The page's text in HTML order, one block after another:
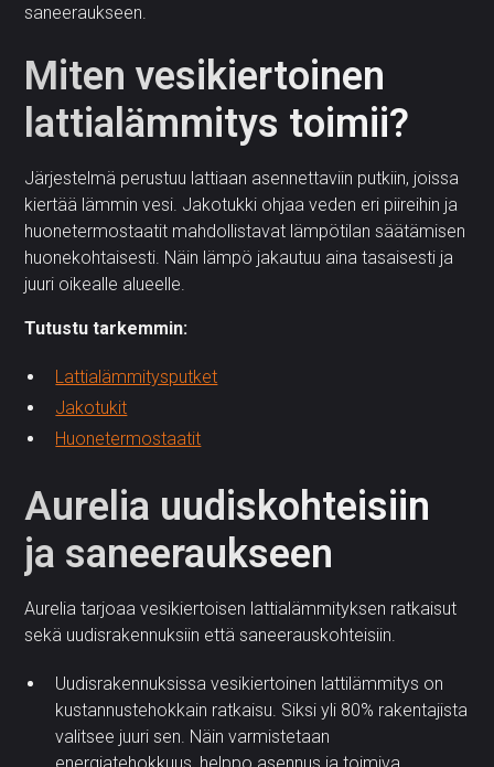
saneeraukseen.
Miten vesikiertoinen
lattialämmitys toimii?
Järjestelmä perustuu lattiaan asennettaviin putkiin, joissa
kiertää lämmin vesi. Jakotukki ohjaa veden eri piireihin ja
huonetermostaatit mahdollistavat lämpötilan säätämisen
huonekohtaisesti. Näin lämpö jakautuu aina tasaisesti ja
juuri oikealle alueelle.
Tutustu tarkemmin:
Lattialämmitysputket
Jakotukit
Huonetermostaatit
Aurelia uudiskohteisiin
ja saneeraukseen
Aurelia tarjoaa vesikiertoisen lattialämmityksen ratkaisut
sekä uudisrakennuksiin että saneerauskohteisiin.
Uudisrakennuksissa vesikiertoinen lattilämmitys on
kustannustehokkain ratkaisu. Siksi yli 80% rakentajista
valitsee juuri sen. Näin varmistetaan
energiatehokkuus, helppo asennus ja toimiva